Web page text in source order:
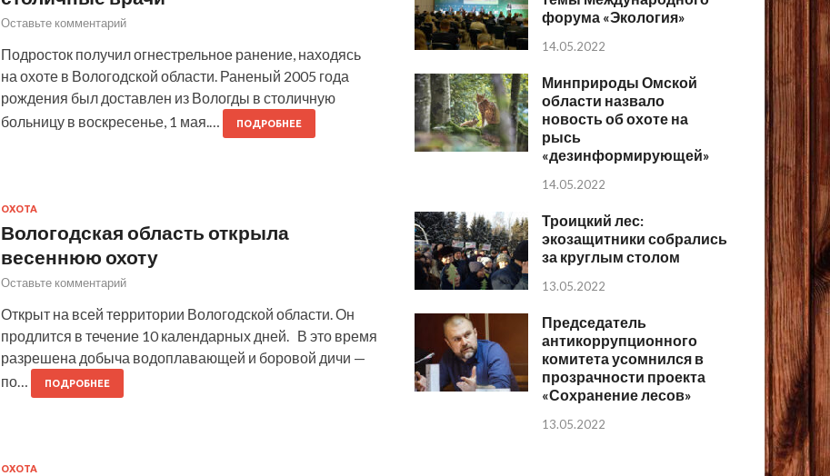
Оставьте комментарий
Подросток получил огнестрельное ранение, находясь
на охоте в Вологодской области. Раненый 2005 года
рождения был доставлен из Вологды в столичную
больницу в воскресенье, 1 мая.…
ПОДРОБНЕЕ
ОХОТА
Вологодская область открыла
весеннюю охоту
Оставьте комментарий
Открыт на всей территории Вологодской области. Он
продлится в течение 10 календарных дней. В это время
разрешена добыча водоплавающей и боровой дичи —
по…
ПОДРОБНЕЕ
ОХОТА
форума «Экология»
14.05.2022
Минприроды Омской
области назвало
новость об охоте на
рысь
«дезинформирующей»
14.05.2022
Троицкий лес:
экозащитники собрались
за круглым столом
13.05.2022
Председатель
антикоррупционного
комитета усомнился в
прозрачности проекта
«Сохранение лесов»
13.05.2022